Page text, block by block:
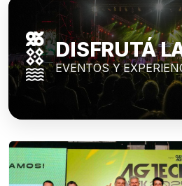
DISFRUTÁ
EVENTOS Y